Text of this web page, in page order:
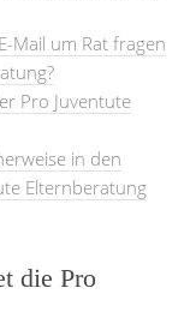
Mail um Rat fragen
Pro Juventute
in den
Elternberatung
die Pro